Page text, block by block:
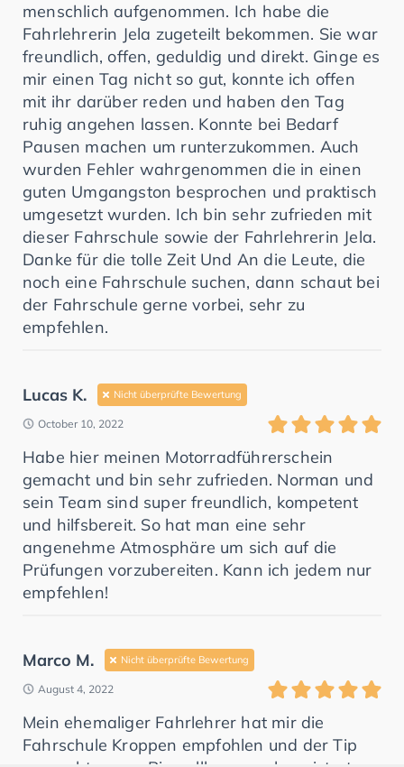
menschlich aufgenommen. Ich habe die
Fahrlehrerin Jela zugeteilt bekommen. Sie war
freundlich, offen, geduldig und direkt. Ginge es
mir einen Tag nicht so gut, konnte ich offen
mit ihr darüber reden und haben den Tag
ruhig angehen lassen. Konnte bei Bedarf
Pausen machen um runterzukommen. Auch
wurden Fehler wahrgenommen die in einen
guten Umgangston besprochen und praktisch
umgesetzt wurden. Ich bin sehr zufrieden mit
dieser Fahrschule sowie der Fahrlehrerin Jela.
Danke für die tolle Zeit Und An die Leute, die
noch eine Fahrschule suchen, dann schaut bei
der Fahrschule gerne vorbei, sehr zu
empfehlen.
Lucas K. Nicht überprüfte Bewertung
October 10, 2022
Habe hier meinen Motorradführerschein
gemacht und bin sehr zufrieden. Norman und
sein Team sind super freundlich, kompetent
und hilfsbereit. So hat man eine sehr
angenehme Atmosphäre um sich auf die
Prüfungen vorzubereiten. Kann ich jedem nur
empfehlen!
Marco M. Nicht überprüfte Bewertung
August 4, 2022
Mein ehemaliger Fahrlehrer hat mir die
Fahrschule Kroppen empfohlen und der Tip